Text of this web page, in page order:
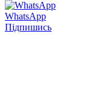
WhatsApp
Підпишись